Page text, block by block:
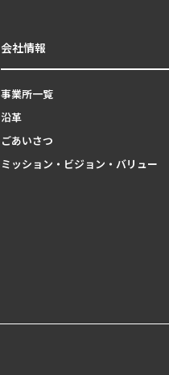
会社情報
事業所一覧
沿革
ごあいさつ
ミッション・ビジョン・バリュー